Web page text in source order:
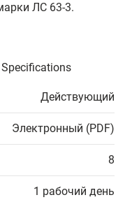
ЛС 63-3.
Действующий
Электронный (PDF)
8
1 рабочий день